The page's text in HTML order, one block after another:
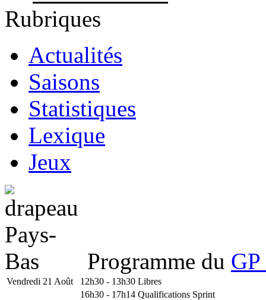
Rubriques
Actualités
Saisons
Statistiques
Lexique
Jeux
Programme du
Vendredi 21 Août 12h30 - 13h30 Libres
16h30 - 17h14 Qualifications Sprint